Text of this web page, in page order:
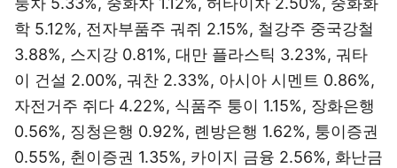
학 5.12%, 전자부품주 궈쥐 2.15%, 철강주 중국강철
3.88%, 스지강 0.81%, 대만 플라스틱 3.23%, 궈타
이 건설 2.00%, 궈찬 2.33%, 아시아 시멘트 0.86%,
자전거주 쥐다 4.22%, 식품주 퉁이 1.15%, 장화은행
0.56%, 징청은행 0.92%, 롄방은행 1.62%, 퉁이증권
0.55%, 췬이증권 1.35%, 카이지 금융 2.56%, 화난금